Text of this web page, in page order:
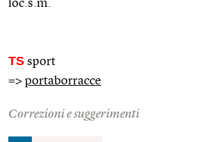
loc.s.m.
TS sport
=> portaborracce
Correzioni e suggerimenti